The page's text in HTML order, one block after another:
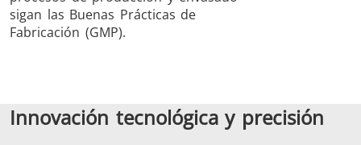
sigan las Buenas Prácticas de
Fabricación (GMP).
Innovación tecnológica y precisión